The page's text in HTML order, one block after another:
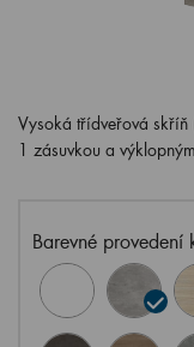
Vysoká třídveřová
1 zásuvkou a
Barevné provedení